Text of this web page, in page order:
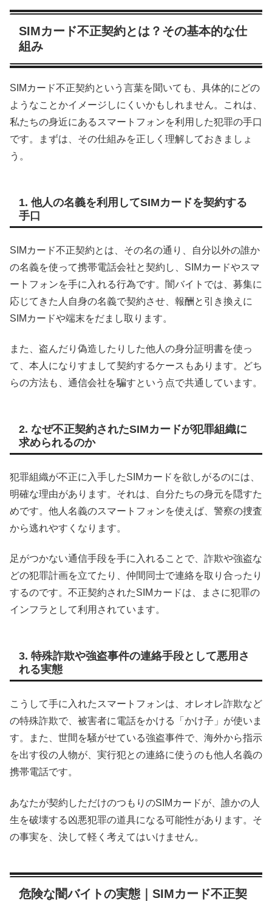
SIMカード不正契約とは？その基本的な仕
組み
SIMカード不正契約という言葉を聞いても、具体的にどの
ようなことかイメージしにくいかもしれません。これは、
私たちの身近にあるスマートフォンを利用した犯罪の手口
です。まずは、その仕組みを正しく理解しておきましょ
う。
1. 他人の名義を利用してSIMカードを契約する
手口
SIMカード不正契約とは、その名の通り、自分以外の誰か
の名義を使って携帯電話会社と契約し、SIMカードやスマ
ートフォンを手に入れる行為です。闇バイトでは、募集に
応じてきた人自身の名義で契約させ、報酬と引き換えに
SIMカードや端末をだまし取ります。
また、盗んだり偽造したりした他人の身分証明書を使っ
て、本人になりすまして契約するケースもあります。どち
らの方法も、通信会社を騙すという点で共通しています。
2. なぜ不正契約されたSIMカードが犯罪組織に
求められるのか
犯罪組織が不正に入手したSIMカードを欲しがるのには、
明確な理由があります。それは、自分たちの身元を隠すた
めです。他人名義のスマートフォンを使えば、警察の捜査
から逃れやすくなります。
足がつかない通信手段を手に入れることで、詐欺や強盗な
どの犯罪計画を立てたり、仲間同士で連絡を取り合ったり
するのです。不正契約されたSIMカードは、まさに犯罪の
インフラとして利用されています。
3. 特殊詐欺や強盗事件の連絡手段として悪用さ
れる実態
こうして手に入れたスマートフォンは、オレオレ詐欺など
の特殊詐欺で、被害者に電話をかける「かけ子」が使いま
す。また、世間を騒がせている強盗事件で、海外から指示
を出す役の人物が、実行犯との連絡に使うのも他人名義の
携帯電話です。
あなたが契約しただけのつもりのSIMカードが、誰かの人
生を破壊する凶悪犯罪の道具になる可能性があります。そ
の事実を、決して軽く考えてはいけません。
危険な闇バイトの実態｜SIMカード不正契